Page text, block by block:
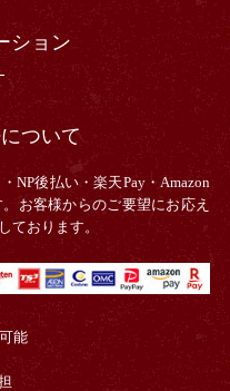
ション
ついて
NP後払い・楽天Pay・Amazon
お客様からのご要望にお応え
ております。
能